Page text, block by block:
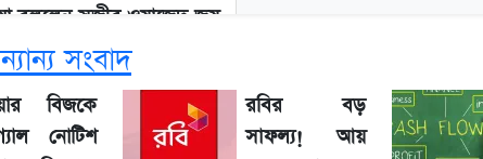
যা বললেন সজীব ওয়াজেদ জয়
হামলা নিয়ে মুখ খুললেন দিলীপ ঘোষ
সংবাদ
বিজকে
নোটিশ
রবির বড়
সাফল্য! আয়